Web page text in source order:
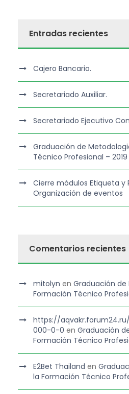
Entradas recientes
Cajero Bancario.
Secretariado Auxiliar.
Secretariado Ejecutivo
Graduación de
Técnico Profesional – 2019
Cierre módulos Etiqueta y
Organización de eventos
Comentarios recientes
mitolyn en Graduación de
Formación Técnico
https://
000-0-0 en Graduación
Formación Técnico
E2Bet Thailand en
la Formación Técnico